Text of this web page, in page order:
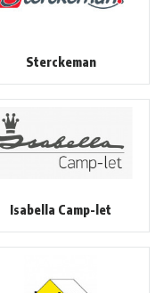
Sterckeman
Isabella Camp-let